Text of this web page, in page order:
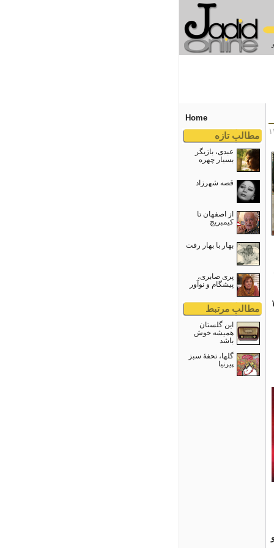
Home
مطالب تازه
عبدی، بازیگر
بسیار چهره
قصه شهرزاد
از اصفهان تا
کیمبریج
بهار با بهار رفت
پری صابری،
پیشگام و نوآور
مطالب مرتبط
این گلستان
همیشه خوش
باشد
گلها، تحفۀ سبز
پیرنیا
۱۳۰۴